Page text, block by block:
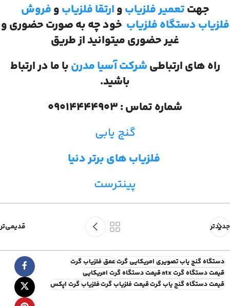
جهتتعمیر فلزیابوارتقا فلزیابوفروش
فلزیابدستگاه فلزیاب خود چه به صورت حضوری و
غیر حضوری میتوانید از طریق
راه های ارتباطیشرکت آسیا مدرنبا ما در ارتباط
باشید.
شماره تماس : 09014444903
گنج یابی
فلزیاب های برتر دنیا
پینترست
جدیدتر قدیمی‌تر
دستگاه گنج یاب تصویری امریکایی گرتعمق فلزیاب گرت
قیمت دستگاه گرت atx
قیمت دستگاه گرت امریکایی
قیمت دستگاه گنج یاب گرتقیمت فلزیاب گرتفلزیاب گرت اپکس